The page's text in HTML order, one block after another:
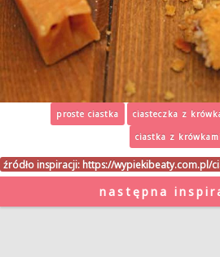
proste ciastka ciasteczka z
ciastka z
źródło inspiracji: https://wypiekibeaty.com.pl/
następna